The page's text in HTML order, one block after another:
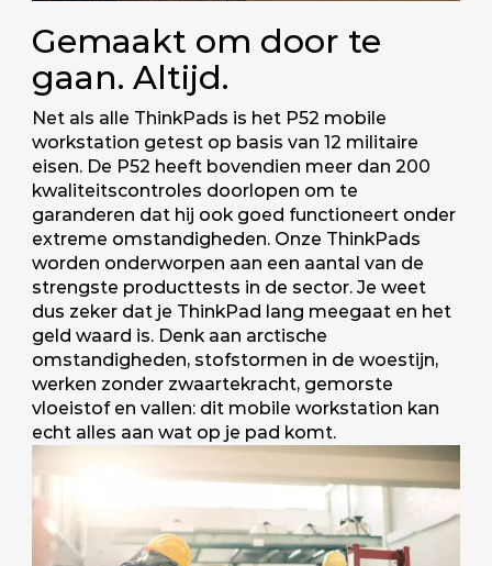
Gemaakt om door te
gaan. Altijd.
Net als alle ThinkPads is het P52 mobile
workstation getest op basis van 12 militaire
eisen. De P52 heeft bovendien meer dan 200
kwaliteitscontroles doorlopen om te
garanderen dat hij ook goed functioneert onder
extreme omstandigheden. Onze ThinkPads
worden onderworpen aan een aantal van de
strengste producttests in de sector. Je weet
dus zeker dat je ThinkPad lang meegaat en het
geld waard is. Denk aan arctische
omstandigheden, stofstormen in de woestijn,
werken zonder zwaartekracht, gemorste
vloeistof en vallen: dit mobile workstation kan
echt alles aan wat op je pad komt.